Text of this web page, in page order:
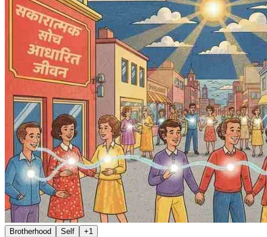
Brotherhood Self +1